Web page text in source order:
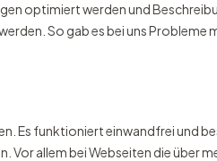
optimiert werden und
So gab es bei uns Probleme
Es funktioniert einwandfrei und
Vor allem bei Webseiten die über